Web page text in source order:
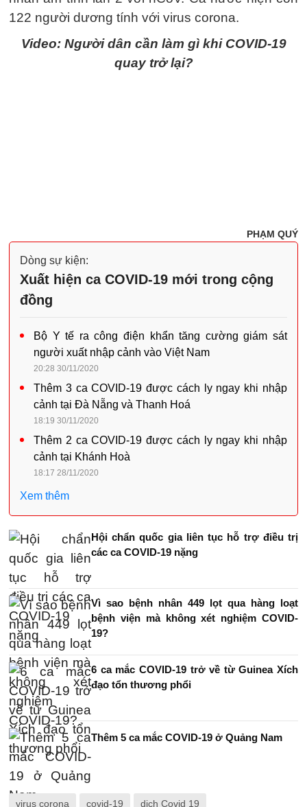
122 người dương tính với virus corona.
Video: Người dân cần làm gì khi COVID-19
quay trở lại?
PHẠM QUÝ
Dòng sự kiện:
Xuất hiện ca COVID-19 mới trong cộng
đồng
Bộ Y tế ra công điện khẩn tăng cường giám sát
người xuất nhập cảnh vào Việt Nam
20:28 30/11/2020
Thêm 3 ca COVID-19 được cách ly ngay khi nhập
cảnh tại Đà Nẵng và Thanh Hoá
18:19 30/11/2020
Thêm 2 ca COVID-19 được cách ly ngay khi nhập
cảnh tại Khánh Hoà
18:17 28/11/2020
Xem thêm
Hội chẩn quốc gia liên tục hỗ trợ điều trị
các ca COVID-19 nặng
Vì sao bệnh nhân 449 lọt qua hàng loạt
bệnh viện mà không xét nghiệm COVID-
19?
6 ca mắc COVID-19 trở về từ Guinea Xích
đạo tổn thương phổi
Thêm 5 ca mắc COVID-19 ở Quảng Nam
virus corona covid-19 dịch Covid 19